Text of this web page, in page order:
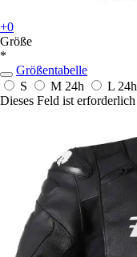
+0
Größe
*
Größentabelle
S
M 24h L 24h
Dieses Feld ist erforderlich